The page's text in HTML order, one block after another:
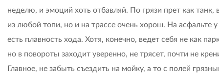
неделю, и эмоций хоть отбавляй. По грязи прет как танк,
из любой топи, но и на трассе очень хорош. На асфальте у
есть плавность хода. Хотя, конечно, ведет себя не как
но в повороты заходит уверенно, не трясет, почти не
Главное, не забыть съездить на мойку, а то с полей